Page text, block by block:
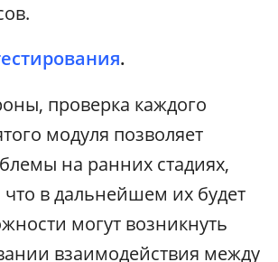
.
проверка каждого
модуля позволяет
на ранних стадиях,
что в дальнейшем их будет
могут возникнуть
взаимодействия между